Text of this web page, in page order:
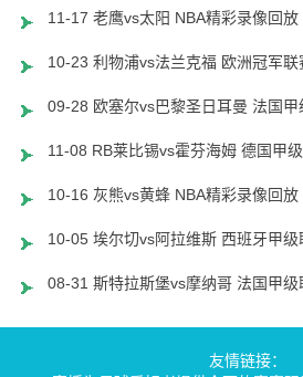
11-17 老鹰vs太阳 NBA精彩录像回放
10-23 利物浦vs法兰克福 欧洲冠军
09-28 欧塞尔vs巴黎圣日耳曼 法国
11-08 RB莱比锡vs霍芬海姆 德国甲
10-16 灰熊vs黄蜂 NBA精彩录像回放
10-05 埃尔切vs阿拉维斯 西班牙甲
08-31 斯特拉斯堡vs摩纳哥 法国甲
友情链接：